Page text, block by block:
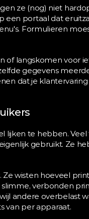
ze (nog) niet
portaal dat
Formulieren
of langskomen voor
gegevens
dat je
te hebben. Veel
gebruikt. Ze
wisten hoeveel
verbonden
andere overbelast
van per apparaat.